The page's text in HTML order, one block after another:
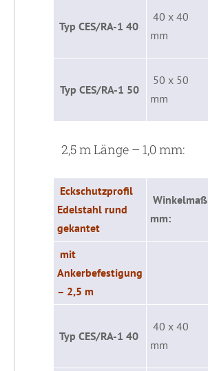
Typ CES/RA-1 40
40 x 40
mm
Typ CES/RA-1 50
50 x 50
mm
2,5 m Länge – 1,0 mm:
Eckschutzprofil
Edelstahl rund
gekantet
Winkelmaß
mm:
mit
Ankerbefestigung
– 2,5 m
Typ CES/RA-1 40
40 x 40
mm